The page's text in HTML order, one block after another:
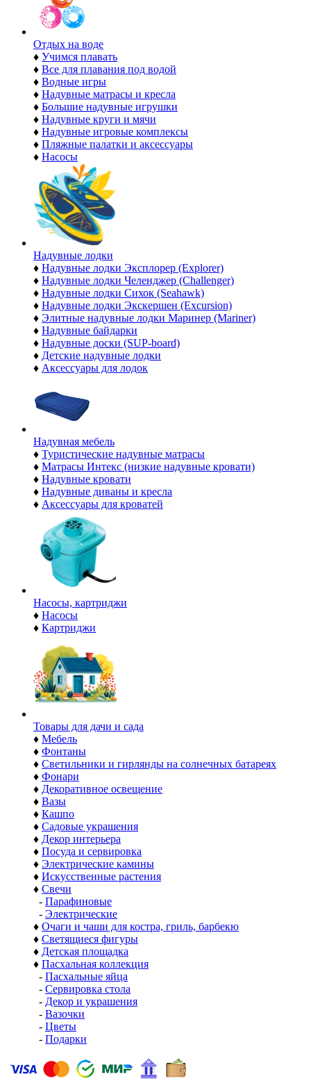
Отдых на воде
♦ Учимся плавать
♦ Все для плавания под водой
♦ Водные игры
♦ Надувные матрасы и кресла
♦ Большие надувные игрушки
♦ Надувные круги и мячи
♦ Надувные игровые комплексы
♦ Пляжные палатки и аксессуары
♦ Насосы
Надувные лодки
♦ Надувные лодки Эксплорер (Explorer)
♦ Надувные лодки Челенджер (Challenger)
♦ Надувные лодки Сихок (Seahawk)
♦ Надувные лодки Экскершен (Excursion)
♦ Элитные надувные лодки Маринер (Mariner)
♦ Надувные байдарки
♦ Надувные доски (SUP-board)
♦ Детские надувные лодки
♦ Аксессуары для лодок
Надувная мебель
♦ Туристические надувные матрасы
♦ Матрасы Интекс (низкие надувные кровати)
♦ Надувные кровати
♦ Надувные диваны и кресла
♦ Аксессуары для кроватей
Насосы, картриджи
♦ Насосы
♦ Картриджи
Товары для дачи и сада
♦ Мебель
♦ Фонтаны
♦ Светильники и гирлянды на солнечных батареях
♦ Фонари
♦ Декоративное освещение
♦ Вазы
♦ Кашпо
♦ Садовые украшения
♦ Декор интерьера
♦ Посуда и сервировка
♦ Электрические камины
♦ Искусственные растения
♦ Свечи
- Парафиновые
- Электрические
♦ Очаги и чаши для костра, гриль, барбекю
♦ Светящиеся фигуры
♦ Детская площадка
♦ Пасхальная коллекция
- Пасхальные яйца
- Сервировка стола
- Декор и украшения
- Вазочки
- Цветы
- Подарки